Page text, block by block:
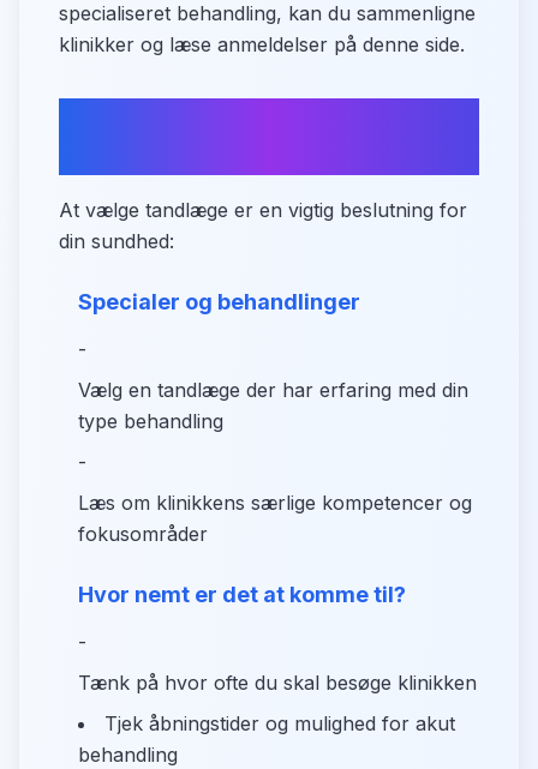
specialiseret behandling, kan du sammenligne
klinikker og læse anmeldelser på denne side.
At vælge tandlæge er en vigtig beslutning for
din sundhed:
Specialer og behandlinger
-
Vælg en tandlæge der har erfaring med din
type behandling
-
Læs om klinikkens særlige kompetencer og
fokusområder
Hvor nemt er det at komme til?
-
Tænk på hvor ofte du skal besøge klinikken
Tjek åbningstider og mulighed for akut
behandling